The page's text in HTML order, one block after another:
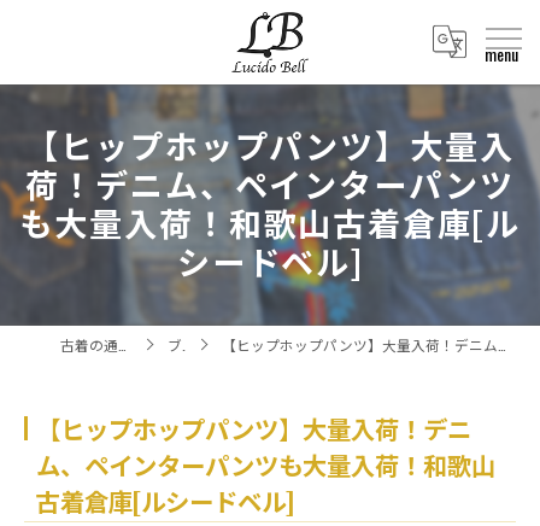
【ヒップホップパンツ】大量入
荷！デニム、ペインターパンツ
も大量入荷！和歌山古着倉庫[ル
シードベル]
ブログ 【ヒップホップパンツ】大量入荷！デニム、ペインターパンツも大量入荷！和歌山古着倉庫[ルシードベル]
【ヒップホップパンツ】大量入荷！デニ
ム、ペインターパンツも大量入荷！和歌山
古着倉庫[ルシードベル]